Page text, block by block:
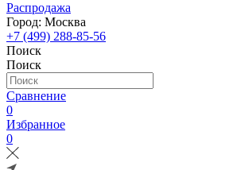
Распродажа
Город: Москва
+7 (499) 288-85-56
Поиск
Поиск
Сравнение
0
Избранное
0